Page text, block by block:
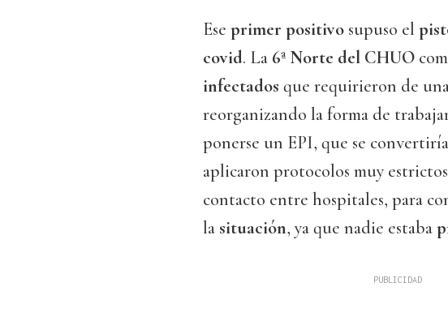
Ese primer positivo supuso el
covid. La 6ª Norte del CHUO
infectados que requirieron de
reorganizando la forma de
ponerse un EPI, que se
aplicaron protocolos muy
contacto entre hospitales, para
la situación, ya que nadie estaba